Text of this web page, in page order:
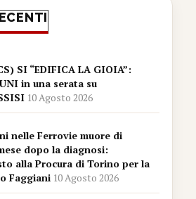
SI “EDIFICA LA GIOIA”:
in una serata su
10 Agosto 2026
nelle Ferrovie muore di
dopo la diagnosi:
alla Procura di Torino per la
Faggiani 10 Agosto 2026